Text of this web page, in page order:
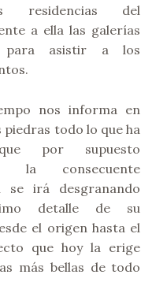
residencias del
a ella las galerías
para asistir a los
nos informa en
piedras todo lo que ha
por supuesto
la consecuente
se irá desgranando
detalle de su
el origen hasta el
que hoy la erige
más bellas de todo